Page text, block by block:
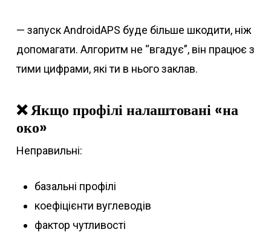
— запуск AndroidAPS буде більше шкодити, ніж
допомагати. Алгоритм не “вгадує”, він працює з
тими цифрами, які ти в нього заклав.
❌ Якщо профілі налаштовані «на
око»
Неправильні:
базальні профілі
коефіцієнти вуглеводів
фактор чутливості